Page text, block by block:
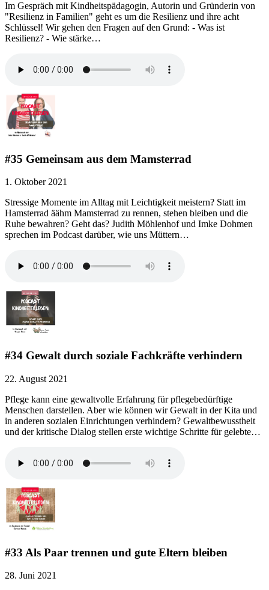
Im Gespräch mit Kindheitspädagogin, Autorin und Gründerin von
"Resilienz in Familien" geht es um die Resilienz und ihre acht
Schlüssel! Wir gehen den Fragen auf den Grund: - Was ist
Resilienz? - Wie stärke…
#35 Gemeinsam aus dem Mamsterrad
1. Oktober 2021
Stressige Momente im Alltag mit Leichtigkeit meistern? Statt im
Hamsterrad äähm Mamsterrad zu rennen, stehen bleiben und die
Ruhe bewahren? Geht das? Judith Möhlenhof und Imke Dohmen
sprechen im Podcast darüber, wie uns Müttern…
#34 Gewalt durch soziale Fachkräfte verhindern
22. August 2021
Pflege kann eine gewaltvolle Erfahrung für pflegebedürftige
Menschen darstellen. Aber wie können wir Gewalt in der Kita und
in anderen sozialen Einrichtungen verhindern? Gewaltbewusstheit
und der kritische Dialog stellen erste wichtige Schritte für gelebte…
#33 Als Paar trennen und gute Eltern bleiben
28. Juni 2021